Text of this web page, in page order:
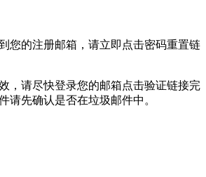
您的注册邮箱，请立即点击密码重置链
，请尽快登录您的邮箱点击验证链接完
请先确认是否在垃圾邮件中。